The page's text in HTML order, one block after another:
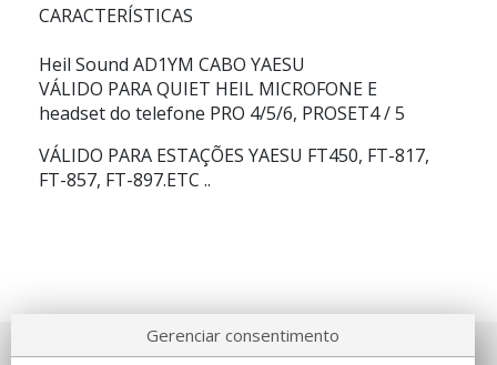
CARACTERÍSTICAS
Heil Sound AD1YM CABO YAESU
VÁLIDO PARA QUIET HEIL MICROFONE E
headset do telefone PRO 4/5/6, PROSET4 / 5
VÁLIDO PARA ESTAÇÕES YAESU FT450, FT-817,
FT-857, FT-897.ETC ..
Gerenciar consentimento